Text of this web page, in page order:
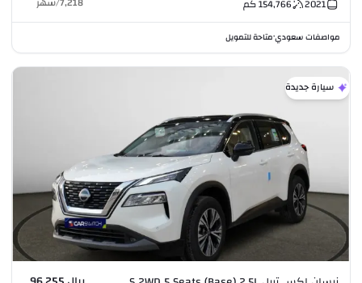
2021
154,766كم
مواصفات سعودي•متاحة للتمويل
سيارة جديدة